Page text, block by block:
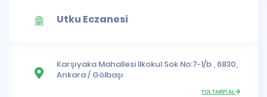
Utku Eczanesi
Karşıyaka Mahallesi Ilkokul Sok No:7-1/b , 6830,
Ankara/ Gölbaşı
YOL TARİFİ AL